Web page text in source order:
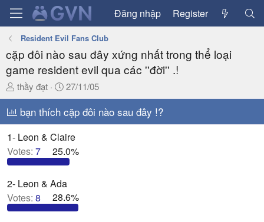
Đăng nhập Register
Resident Evil Fans Club
cặp đôi nào sau đây xứng nhất trong thể loại
game resident evil qua các ''đời'' .!
T
h
e
a
d
s
a
r
t
thầy đạt
N
g
à
y
g
ử
i
27/11/05
bạn thích cặp đôi nào sau đây !?
1- Leon & Claire
Votes: 7 25.0%
2- Leon & Ada
Votes: 8 28.6%